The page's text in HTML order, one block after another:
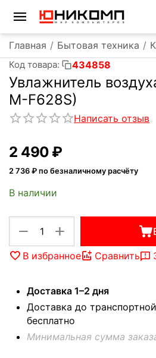
Главная / Бытовая техника /
Код товара: 434858
Увлажнитель
M-F628S)
Написать отзыв
2 490 ₽
2 736 ₽ по безналичному расчёту
В наличии
+
−
В избранное Сравнить
Доставка 1–2 дня
Доставка до
бесплатно
Минимальная сумма